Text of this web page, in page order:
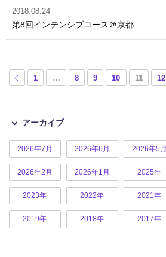
2018.08.24
第8回インテンシブコース＠京都
1 … 8 9 10 11 12
アーカイブ
2026年7月 2026年6月 2026年5月
2026年2月 2026年1月 2025年
2023年 2022年 2021年
2019年 2018年 2017年